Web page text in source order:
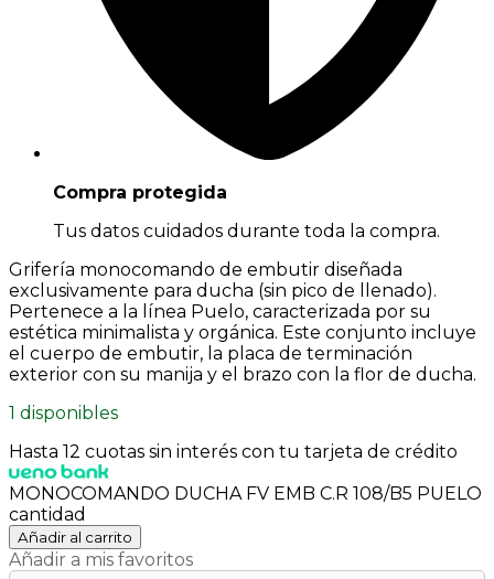
Compra protegida
Tus datos cuidados durante toda la compra.
Grifería monocomando de embutir diseñada
exclusivamente para ducha (sin pico de llenado).
Pertenece a la línea Puelo, caracterizada por su
estética minimalista y orgánica. Este conjunto incluye
el cuerpo de embutir, la placa de terminación
exterior con su manija y el brazo con la flor de ducha.
1 disponibles
Hasta 12 cuotas sin interés con tu tarjeta de crédito
MONOCOMANDO DUCHA FV EMB C.R 108/B5 PUELO
cantidad
Añadir al carrito
Añadir a mis favoritos